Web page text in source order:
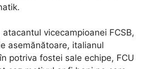
vicecampioanei FCSB,
asemănătoare, italianul
potriva fostei sale echipe, FCU